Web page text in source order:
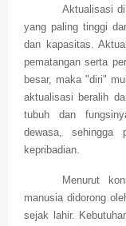
Aktualisasi
yang paling tinggi
dan kapasitas.
pematangan serta
besar, maka "diri"
aktualisasi beralih
tubuh dan
dewasa, sehingga
kepribadian.
Menurut
manusia didorong
sejak lahir.